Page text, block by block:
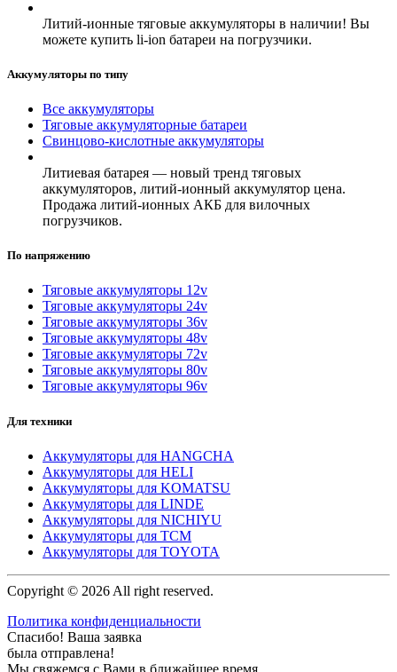
Литий-ионные тяговые аккумуляторы в наличии! Вы
можете купить li-ion батареи на погрузчики.
Аккумуляторы по типу
Все аккумуляторы
Тяговые аккумуляторные батареи
Свинцово-кислотные аккумуляторы
Литиевая батарея — новый тренд тяговых
аккумуляторов, литий-ионный аккумулятор цена.
Продажа литий-ионных АКБ для вилочных
погрузчиков.
По напряжению
Тяговые аккумуляторы 12v
Тяговые аккумуляторы 24v
Тяговые аккумуляторы 36v
Тяговые аккумуляторы 48v
Тяговые аккумуляторы 72v
Тяговые аккумуляторы 80v
Тяговые аккумуляторы 96v
Для техники
Аккумуляторы для HANGCHA
Аккумуляторы для HELI
Аккумуляторы для KOMATSU
Аккумуляторы для LINDE
Аккумуляторы для NICHIYU
Аккумуляторы для TCM
Аккумуляторы для TOYOTA
Copyright © 2026 All right reserved.
Политика конфиденциальности
Спасибо! Ваша заявка
была отправлена!
Мы свяжемся с Вами в ближайшее время.